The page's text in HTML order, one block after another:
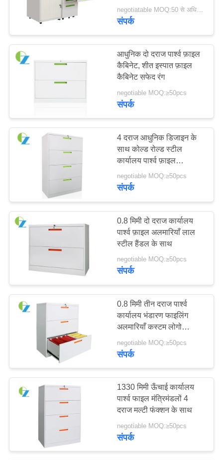
विनती
करे
साइटमैप
PRIVACY
POLICY
संपर्क
आधुनिक दो दराज पार्श्व फ़ाइल
कैबिनेट, शीत इस्पात फ़ाइल
कैबिनेट सफेद रंग
negotiable MOQ:≥50pcs
संपर्क
4 दराज आधुनिक डिजाइन के
साथ कोल्ड रोल्ड स्टील
कार्यालय पार्श्व फ़ाइल
अलमारियाँ
negotiable MOQ:≥50pcs
संपर्क
0.8 मिमी दो दराज कार्यालय
पार्श्व फ़ाइल अलमारियाँ लाल
स्टील हैंडल के साथ
negotiable MOQ:≥50pcs
संपर्क
0.8 मिमी तीन दराज पार्श्व
कार्यालय भंडारण फाइलिंग
अलमारियाँ कस्टम लोगो
डिजाइन
negotiable MOQ:≥50pcs
संपर्क
1330 मिमी ऊँचाई कार्यालय
पार्श्व फाइल मंत्रिमंडलों 4
दराज मल्टी फंक्शन के साथ
negotiable MOQ:≥50pcs
संपर्क